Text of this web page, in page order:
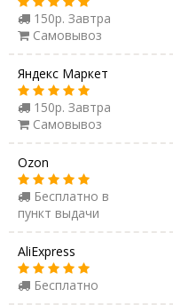
150р. Завтра
Самовывоз
Яндекс Маркет
150р. Завтра
Самовывоз
Ozon
Бесплатно в
пункт выдачи
AliExpress
Бесплатно